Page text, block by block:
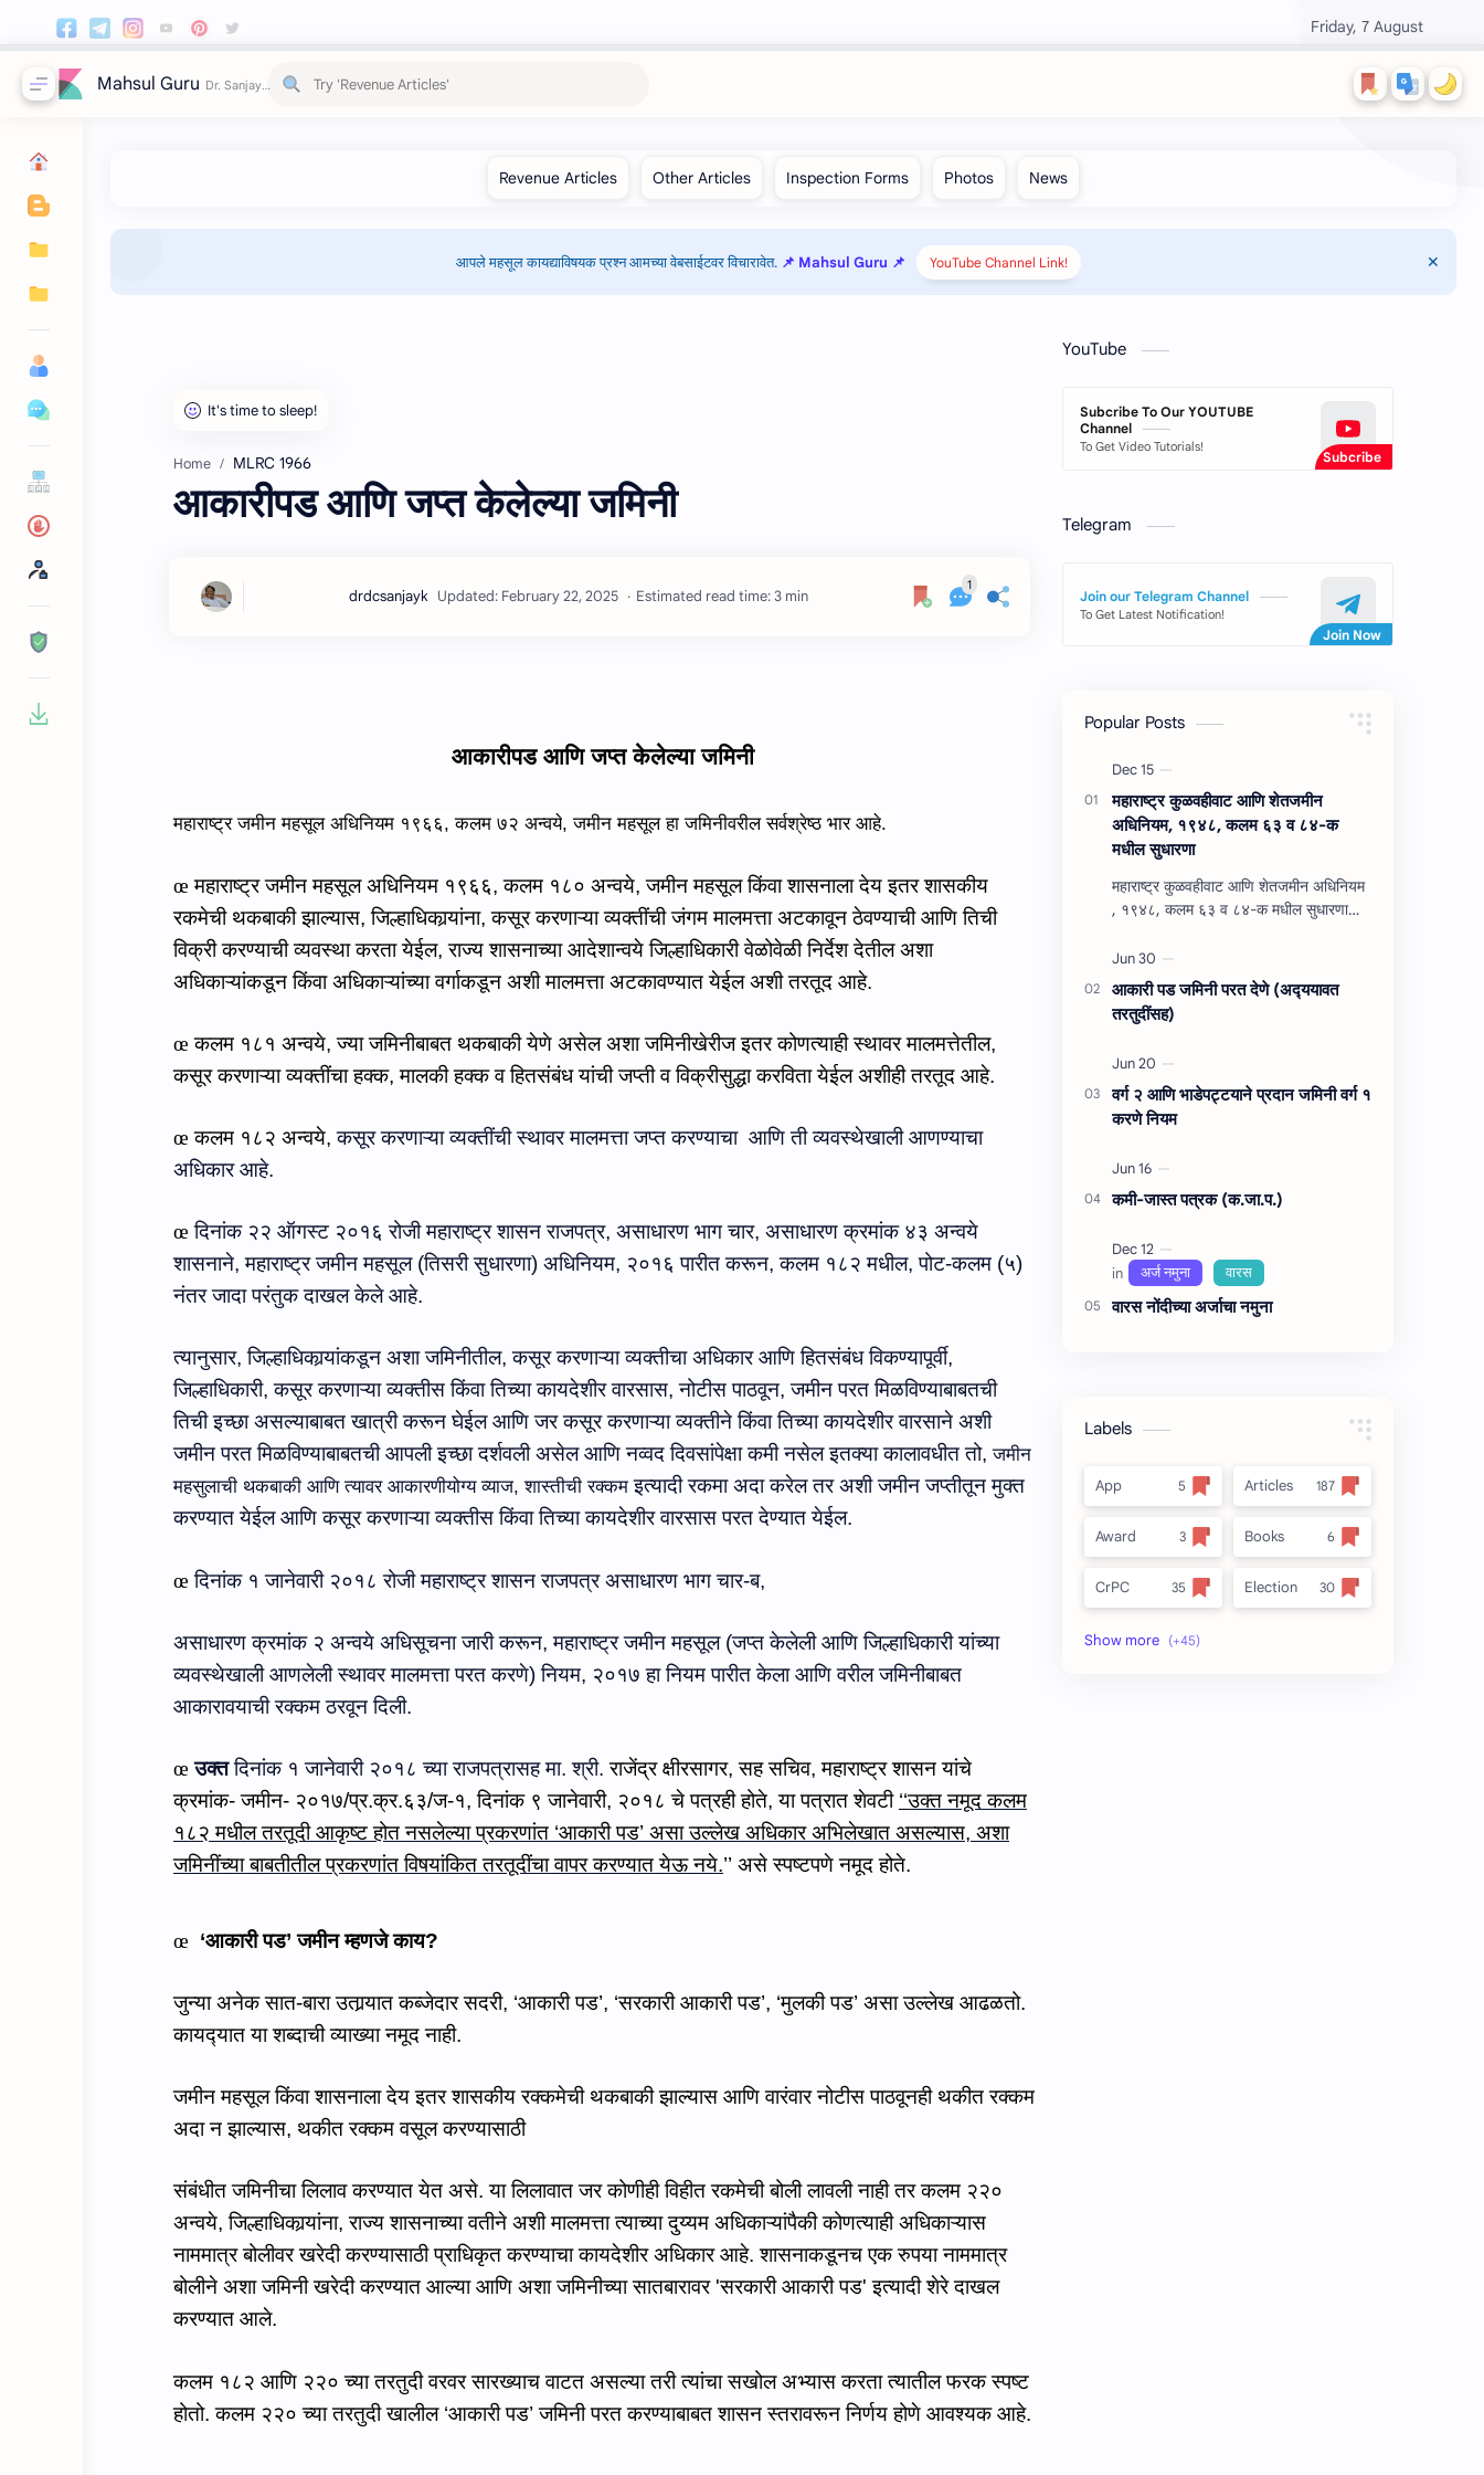
Friday, 7 August
Mahsul Guru
आपले महसूल कायद्याविषयक प्रश्न आमच्या वेबसाईटवर विचारावेत. 📌 Mahsul Guru 📌 YouTube Channel Link!
Home MLRC 1966
आकारीपड आणि जप्त केलेल्या जमिनी
Estimated read time: 3 min
आकारीपड आणि जप्त केलेल्या जमिनी
महाराष्ट्र जमीन महसूल अधिनियम १९६६, कलम ७२ अन्वये, जमीन महसूल हा जमिनीवरील सर्वश्रेष्ठ भार आहे.
œ महाराष्ट्र जमीन महसूल अधिनियम १९६६, कलम १८० अन्‍वये,जमीन महसूल किंवा शासनाला देय इतर शासकीय
रकमेची थकबाकी झाल्‍यास,जिल्हाधिकार्‍यांना,कसूर करणाऱ्या व्यक्तींची जंगम मालमत्ता अटकावून ठेवण्‍याची आणितिची
विक्री करण्याची व्यवस्था करता येईल,राज्य शासनाच्या आदेशान्वये जिल्हाधिकारी वेळोवेळी निर्देश देतीलअशा
अधिकाऱ्यांकडून किंवा अधिकाऱ्यांच्या वर्गाकडून अशी मालमत्ता अटकावण्यात येईलअशी तरतूद आहे.
œ कलम १८१ अन्‍वये,ज्या जमिनीबाबत थकबाकी येणे असेल अशा जमिनीखेरीज इतर कोणत्याही स्थावर मालमत्तेतील,
कसूर करणाऱ्या व्यक्तींचा हक्क,मालकी हक्क व हितसंबंध यांची जप्ती व विक्रीसुद्धा करविता येईलअशीही तरतूद आहे.
œ कलम १८२ अन्‍वये,कसूर करणाऱ्या व्यक्तींची स्थावर मालमत्ता जप्त करण्‍याचा आणि तीव्यवस्थेखाली आणण्याचा
अधिकार आहे.
œ दिनांक २२ ऑगस्ट २०१६ रोजी महाराष्ट्र शासन राजपत्र, असाधारण भाग चार, असाधारण क्रमांक ४३ अन्‍वये
शासनाने, महाराष्ट्र जमीन महसूल (तिसरी सुधारणा) अधिनियम, २०१६ पारीत करून,कलम १८२ मधील,पोट-कलम (५)
नंतर जादा परंतुक दाखल केले आहे.
त्‍यानुसार, जिल्हाधिकार्‍यांकडून अशा जमिनीतील,कसूर करणाऱ्या व्यक्तीचा अधिकार आणि हितसंबंध विकण्यापूर्वी,
जिल्हाधिकारी,कसूर करणाऱ्या व्यक्तीस किंवा तिच्या कायदेशीर वारसास, नोटीस पाठवून,जमीन परत मिळविण्याबाबतची
तिची इच्छा असल्याबाबत खात्री करून घेईलआणि जर कसूर करणाऱ्या व्यक्तीने किंवा तिच्या कायदेशीर वारसाने अशी
जमीन परत मिळविण्याबाबतची आपली इच्छा दर्शवली असेलआणिनव्वद दिवसांपेक्षा कमी नसेल इतक्या कालावधीततो,जमीन
महसुलाची थकबाकी आणि त्यावर आकारणीयोग्य व्याज, शास्तीची रक्कम इत्‍यादीरकमाअदा करेल तर अशीजमीन जप्तीतून मुक्त
करण्यात येईल आणि कसूर करणाऱ्या व्यक्तीस किंवा तिच्या कायदेशीर वारसास परत देण्यात येईल.
œ दिनांक १ जानेवारी २०१८ रोजी महाराष्ट्र शासन राजपत्र असाधारण भाग चार-ब,
असाधारण क्रमांक २ अन्‍वये अधिसूचना जारी करून, महाराष्ट्र जमीन महसूल (जप्त केलेली आणि जिल्हाधिकारी यांच्या
व्यवस्थेखाली आणलेली स्थावर मालमत्ता परत करणे) नियम, २०१७ हा नियम पारीत केला आणि वरील जमिनीबाबत
आकारावयाची रक्कम ठरवून दिली.
œ उक्‍तदिनांक १ जानेवारी २०१८ च्‍या राजपत्रासह मा. श्री.राजेंद्र क्षीरसागर, सह सचिव,महाराष्ट्र शासनयांचे
क्रमांक- जमीन- २०१७/प्र.क्र.६३/ज-१, दिनांक ९ जानेवारी, २०१८ चे पत्रही होते, या पत्रात शेवटी ‘‘उक्त नमूद कलम
१८२ मधील तरतूदी आकृष्ट होत नसलेल्या प्रकरणांत ‘आकारी पड’ असा उल्लेख अधिकार अभिलेखात असल्यास, अशा
जमिनींच्या बाबतीतील प्रकरणांत विषयांकित तरतूदींचा वापर करण्यात येऊ नये.’’ असे स्‍पष्‍टपणे नमूद होते.
œ ‘आकारी पड’ जमीन म्‍हणजे काय?
जुन्‍या अनेक सात-बारा उतार्‍यात कब्‍जेदार सदरी, ‘आकारी पड’, ‘सरकारीआकारी पड’, ‘मुलकीपड’ असा उल्‍लेख आढळतो.
कायद्‍यात या शब्‍दाची व्‍याख्‍या नमूद नाही.
जमीन महसूल किंवा शासनाला देय इतर शासकीय रक्‍कमेची थकबाकी झाल्‍यास आणि वारंवार नोटीस पाठवूनही थकीत रक्‍कम
अदा न झाल्‍यास, थकीत रक्‍कम वसूल करण्‍यासाठी
संबंधीतजमिनीचा लिलावकरण्‍यात येत असे. यालिलावात जर कोणीही विहीत रकमेचीबोली लावली नाही तरकलम २२०
अन्‍वये,जिल्हाधिकार्‍यांना,राज्य शासनाच्या वतीने अशी मालमत्ता त्याच्या दुय्यम अधिकाऱ्यांपैकी कोणत्याही अधिकाऱ्यास
नाममात्रबोलीवर खरेदी करण्यासाठी प्राधिकृत करण्‍याचाकायदेशीरअधिकार आहे.शासनाकडूनच एक रुपया नाममात्र
बोलीने अशाजमिनी खरेदी करण्यात आल्‍याआणि अशा जमिनीच्या सातबारावर 'सरकारी आकारी पड'इत्‍यादीशेरे दाखल
करण्‍यात आले.
कलम १८२ आणि २२० च्‍या तरतुदी वरवर सारख्‍याच वाटत असल्‍या तरी त्‍यांचा सखोल अभ्‍यास करता त्‍यातील फरक स्‍पष्‍ट
होतो. कलम २२० च्‍या तरतुदी खालील ‘आकारी पड’ जमिनी परत करण्‍याबाबत शासन स्‍तरावरून निर्णय होणे आवश्‍यक आहे.
YouTube
Subcribe To Our YOUTUBE
Channel
To Get Video Tutorials!
Telegram
Join our Telegram Channel
To Get Latest Notification!
Popular Posts
महाराष्‍ट्र कुळवहीवाट आणि शेतजमीन
अधिनियम, १९४८, कलम ६३ व ८४-क
मधील सुधारणा
महाराष्‍ट्र कुळवहीवाट आणि शेतजमीन अधिनियम
, १९४८, कलम ६३ व ८४-क मधील सुधारणा
, १९४८, कलम ६३ ( हैद…
आकारी पड जमिनी परत देणे (अद्‍ययावत
तरतुदींसह)
वर्ग २ आणि भाडेपट्टयाने प्रदान जमिनी वर्ग १
करणे नियम
कमी-जास्त पत्रक (क.जा.प.)
वारस नोंदीच्‍या अर्जाचा नमुना
Labels
App Articles
Award Books
CrPC Election
Forest